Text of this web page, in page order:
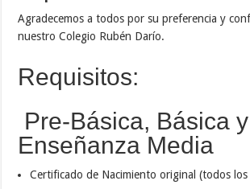
Agradecemos a todos por su preferencia y
nuestro Colegio Rubén Darío.
Requisitos:
Pre-Básica, Básica y
Enseñanza Media
Certificado de Nacimiento original (todos los